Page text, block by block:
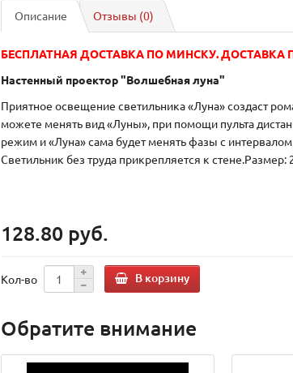
Описание Отзывы (0)
БЕСПЛАТНАЯ ДОСТАВКА ПО МИНСКУ. ДОСТАВКА
Настенный проектор "Волшебная луна"
Приятное освещение светильника «Луна» создаст
можете менять вид «Луны», при помощи пульта
режим и «Луна» сама будет менять фазы с
Светильник без труда прикрепляется к стене.Размер:
128.80 руб.
Кол-во В корзину
Обратите внимание